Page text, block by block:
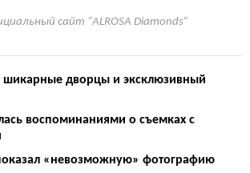
сайт “ALROSA Diamonds”
дворцы и эксклюзивный
воспоминаниями о съемках с
«невозможную» фотографию